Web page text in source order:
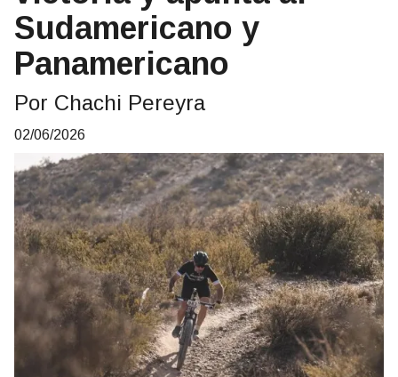
Sudamericano y
Panamericano
Por Chachi Pereyra
02/06/2026